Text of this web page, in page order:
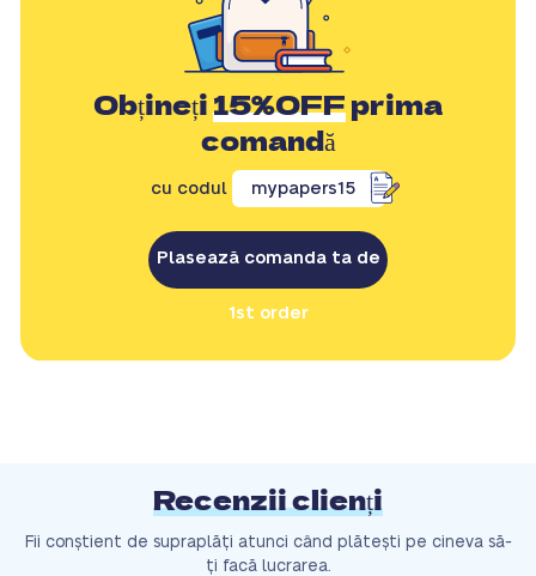
Obțineți15%OFFprima
comandă
cu codul mypapers15
Plasează comanda ta de
1st order
Recenzii clienți
Fii conștient de supraplăți atunci când plătești pe cineva să-
ți facă lucrarea.